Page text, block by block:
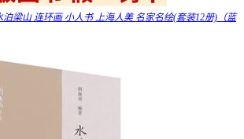
泊梁山 连环画 小人书 上海人美 名家名绘(套装12册)（蓝